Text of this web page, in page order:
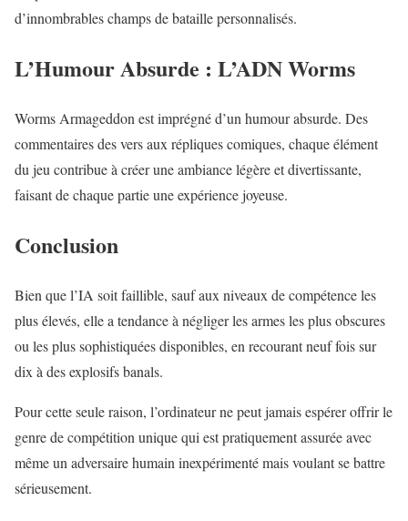
d’innombrables champs de bataille personnalisés.
L’Humour Absurde : L’ADN Worms
Worms Armageddon est imprégné d’un humour absurde. Des
commentaires des vers aux répliques comiques, chaque élément
du jeu contribue à créer une ambiance légère et divertissante,
faisant de chaque partie une expérience joyeuse.
Conclusion
Bien que l’IA soit faillible, sauf aux niveaux de compétence les
plus élevés, elle a tendance à négliger les armes les plus obscures
ou les plus sophistiquées disponibles, en recourant neuf fois sur
dix à des explosifs banals.
Pour cette seule raison, l’ordinateur ne peut jamais espérer offrir le
genre de compétition unique qui est pratiquement assurée avec
même un adversaire humain inexpérimenté mais voulant se battre
sérieusement.